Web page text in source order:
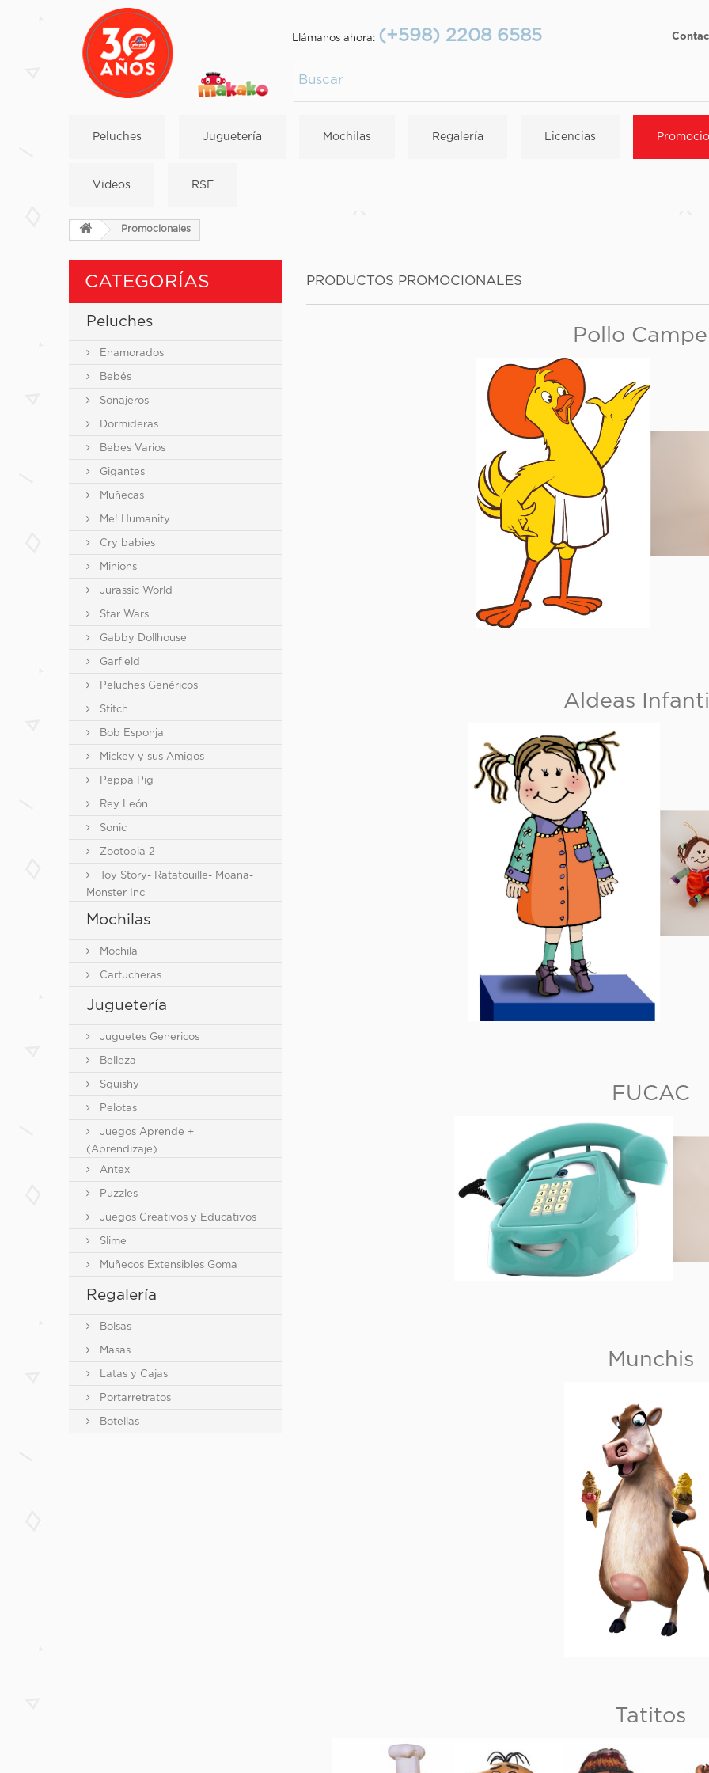
Llámanos ahora: (+598) 2208 6585
Peluches Juguetería Mochilas Regalería Licencias
Videos RSE
Promocionales
CATEGORÍAS
Peluches
Enamorados
Bebés
Sonajeros
Dormideras
Bebes Varios
Gigantes
Muñecas
Me! Humanity
Cry babies
Minions
Jurassic World
Star Wars
Gabby Dollhouse
Garfield
Peluches Genéricos
Stitch
Bob Esponja
Mickey y sus Amigos
Peppa Pig
Rey León
Sonic
Zootopia 2
Toy Story- Ratatouille- Moana-
Monster Inc
Mochilas
Mochila
Cartucheras
Juguetería
Juguetes Genericos
Belleza
Squishy
Pelotas
Juegos Aprende +
(Aprendizaje)
Antex
Puzzles
Juegos Creativos y Educativos
Slime
Muñecos Extensibles Goma
Regalería
Bolsas
Masas
Latas y Cajas
Portarretratos
Botellas
PRODUCTOS PROMOCIONALES
Pollo
Aldeas
FUCAC
Munchis
Tatitos